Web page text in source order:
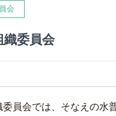
会
織委員会
員会では、そなえの水